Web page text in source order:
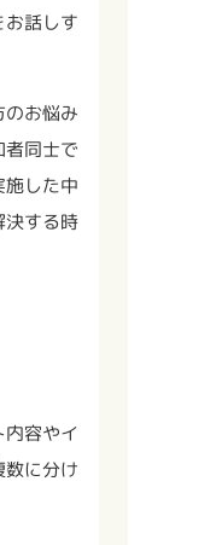
話しす
お悩み
同士で
した中
決する時
容やイ
に分け